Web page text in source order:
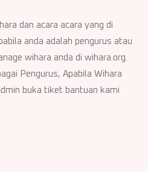
dan acara acara yang di
anda adalah pengurus atau
wihara anda di wihara.org.
Pengurus, Apabila Wihara
buka tiket bantuan kami